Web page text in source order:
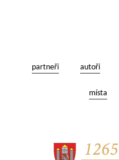
partneři autoři
místa